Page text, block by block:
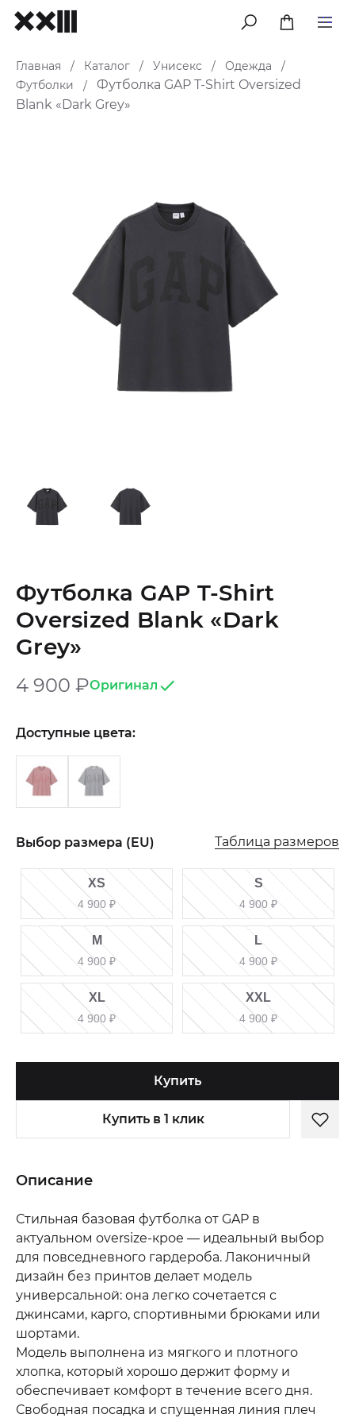
меню
Главная / Каталог / Унисекс / Одежда
/
Футболки
/
Футболка GAP T-Shirt Oversized
Blank «Dark Grey»
Футболка GAP T-Shirt
Oversized Blank «Dark
Grey»
4 900 ₽Оригинал
Доступные цвета:
Выбор размера (EU) Таблица размеров
XS
4 900 ₽
S
4 900 ₽
M
4 900 ₽
L
4 900 ₽
XL
4 900 ₽
XXL
4 900 ₽
Купить
Купить в 1 клик
Описание
Стильная базовая футболка от GAP в
актуальном oversize-крое — идеальный выбор
для повседневного гардероба. Лаконичный
дизайн без принтов делает модель
универсальной: она легко сочетается с
джинсами, карго, спортивными брюками или
шортами.
Модель выполнена из мягкого и плотного
хлопка, который хорошо держит форму и
обеспечивает комфорт в течение всего дня.
Свободная посадка и спущенная линия плеч